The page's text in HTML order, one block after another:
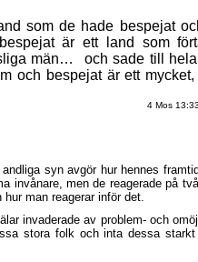
som de hade bespejat
är ett land som
män… och sade till
och bespejat är ett mycket,
4 Mos
syn avgör hur hennes
invånare, men de reagerade på
man reagerar inför det.
invaderade av problem- och
stora folk och inta dessa starkt